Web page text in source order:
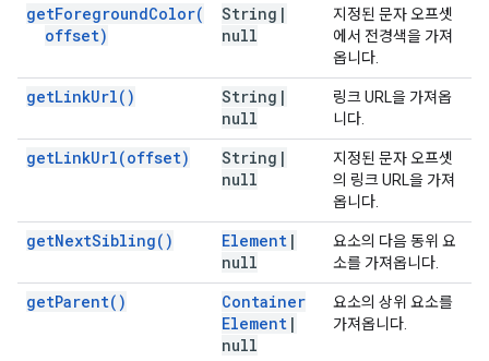
getForegroundColor(
offset)
String |
null
지정된 문자 오프셋
에서 전경색을 가져
옵니다.
getLinkUrl( ) String |
null
링크 URL을 가져옵
니다.
getLinkUrl(offset) String |
null
지정된 문자 오프셋
의 링크 URL을 가져
옵니다.
getNextSibling( ) Element |
null
요소의 다음 동위 요
소를 가져옵니다.
getParent( )
Container
Element |
null
요소의 상위 요소를
가져옵니다.